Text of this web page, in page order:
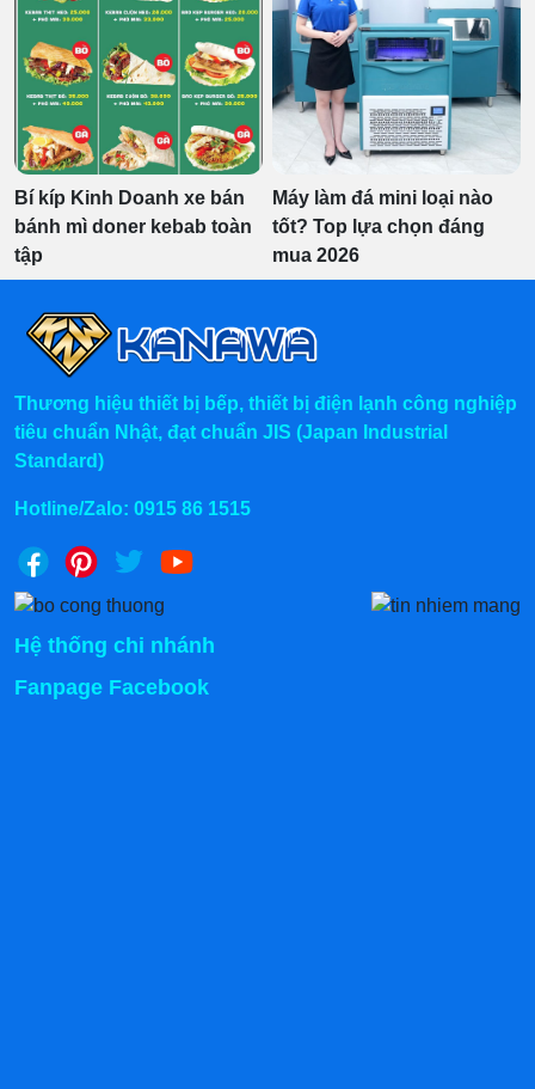
Bí kíp Kinh Doanh xe bán
bánh mì doner kebab toàn
tập
Máy làm đá mini loại nào
tốt? Top lựa chọn đáng
mua 2026
Thương hiệu thiết bị bếp, thiết bị điện lạnh công nghiệp
tiêu chuẩn Nhật, đạt chuẩn JIS (Japan Industrial
Standard)
Hotline/Zalo: 0915 86 1515
Hệ thống chi nhánh
Fanpage Facebook